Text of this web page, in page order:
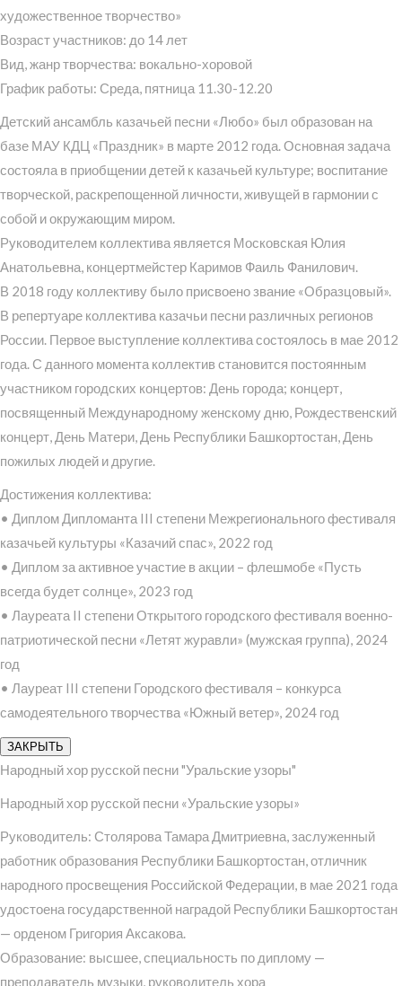
художественное творчество»
Возраст участников: до 14 лет
Вид, жанр творчества: вокально-хоровой
График работы: Среда, пятница 11.30-12.20
Детский ансамбль казачьей песни «Любо» был образован на
базе МАУ КДЦ «Праздник» в марте 2012 года. Основная задача
состояла в приобщении детей к казачьей культуре; воспитание
творческой, раскрепощенной личности, живущей в гармонии с
собой и окружающим миром.
Руководителем коллектива является Московская Юлия
Анатольевна, концертмейстер Каримов Фаиль Фанилович.
В 2018 году коллективу было присвоено звание «Образцовый».
В репертуаре коллектива казачьи песни различных регионов
России. Первое выступление коллектива состоялось в мае 2012
года. С данного момента коллектив становится постоянным
участником городских концертов: День города; концерт,
посвященный Международному женскому дню, Рождественский
концерт, День Матери, День Республики Башкортостан, День
пожилых людей и другие.
Достижения коллектива:
• Диплом Дипломанта III степени Межрегионального фестиваля
казачьей культуры «Казачий спас», 2022 год
• Диплом за активное участие в акции – флешмобе «Пусть
всегда будет солнце», 2023 год
• Лауреата II степени Открытого городского фестиваля военно-
патриотической песни «Летят журавли» (мужская группа), 2024
год
• Лауреат III степени Городского фестиваля – конкурса
самодеятельного творчества «Южный ветер», 2024 год
ЗАКРЫТЬ
Народный хор русской песни "Уральские узоры"
Народный хор русской песни «Уральские узоры»
Руководитель: Столярова Тамара Дмитриевна, заслуженный
работник образования Республики Башкортостан, отличник
народного просвещения Российской Федерации, в мае 2021 года
удостоена государственной наградой Республики Башкортостан
— орденом Григория Аксакова.
Образование: высшее, специальность по диплому —
преподаватель музыки, руководитель хора